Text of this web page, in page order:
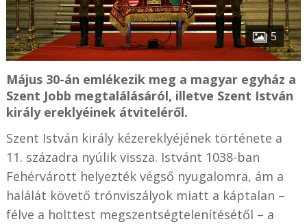
5
Május 30-án emlékezik meg a magyar egyház a
Szent Jobb megtalálásáról, illetve Szent István
király ereklyéinek átviteléről.
Szent István király kézereklyéjének története a
11. századra nyúlik vissza. Istvánt 1038-ban
Fehérvárott helyezték végső nyugalomra, ám a
halálát követő trónviszályok miatt a káptalan –
félve a holttest megszentségtelenítésétől – a